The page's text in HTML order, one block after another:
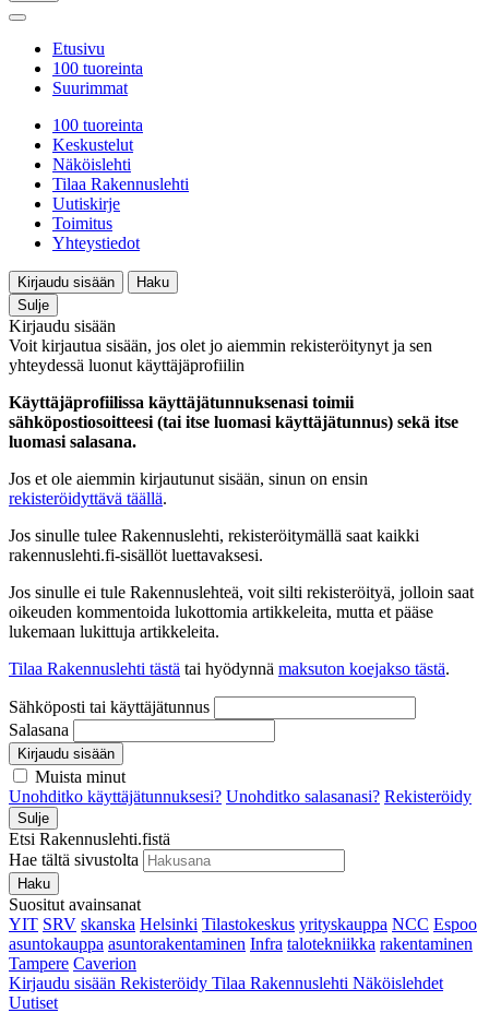
Etusivu
100 tuoreinta
Suurimmat
100 tuoreinta
Keskustelut
Näköislehti
Tilaa Rakennuslehti
Uutiskirje
Toimitus
Yhteystiedot
Kirjaudu sisään
Haku
Sulje
Kirjaudu sisään
Voit kirjautua sisään, jos olet jo aiemmin rekisteröitynyt ja sen
yhteydessä luonut käyttäjäprofiilin
Käyttäjäprofiilissa käyttäjätunnuksenasi toimii
sähköpostiosoitteesi (tai itse luomasi käyttäjätunnus) sekä itse
luomasi salasana.
Jos et ole aiemmin kirjautunut sisään, sinun on ensin
rekisteröidyttävä täällä.
Jos sinulle tulee Rakennuslehti, rekisteröitymällä saat kaikki
rakennuslehti.fi-sisällöt luettavaksesi.
Jos sinulle ei tule Rakennuslehteä, voit silti rekisteröityä, jolloin saat
oikeuden kommentoida lukottomia artikkeleita, mutta et pääse
lukemaan lukittuja artikkeleita.
Tilaa Rakennuslehti tästä tai hyödynnä maksuton koejakso tästä.
Sähköposti tai käyttäjätunnus
Salasana
Kirjaudu sisään
Muista minut
Unohditko käyttäjätunnuksesi? Unohditko salasanasi? Rekisteröidy
Sulje
Etsi Rakennuslehti.fistä
Hae tältä sivustolta
Haku
Suositut avainsanat
YIT SRV skanska Helsinki Tilastokeskus yrityskauppa NCC Espoo
asuntokauppa asuntorakentaminen Infra talotekniikka rakentaminen
Tampere Caverion
Kirjaudu sisään Rekisteröidy Tilaa Rakennuslehti Näköislehdet
Uutiset